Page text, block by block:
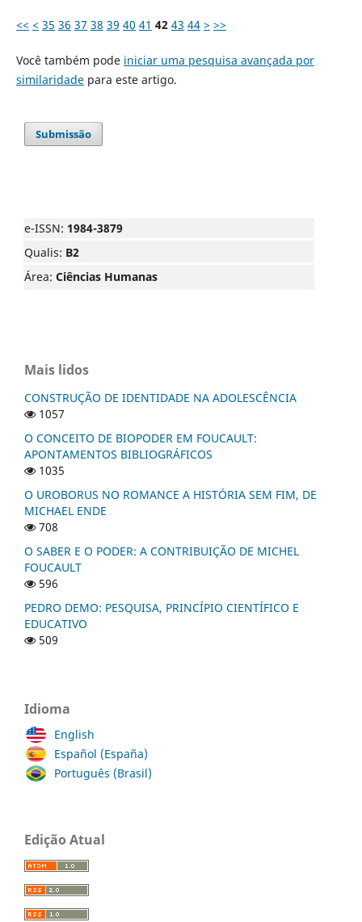
<< < 35 36 37 38 39 40 41 42 43 44 > >>
Você também pode iniciar uma pesquisa avançada por
similaridadepara este artigo.
Submissão
e-ISSN: 1984-3879
Qualis: B2
Área: Ciências Humanas
Mais lidos
CONSTRUÇÃO DE IDENTIDADE NA ADOLESCÊNCIA
1057
O CONCEITO DE BIOPODER EM FOUCAULT:
APONTAMENTOS BIBLIOGRÁFICOS
1035
O UROBORUS NO ROMANCE A HISTÓRIA SEM FIM, DE
MICHAEL ENDE
708
O SABER E O PODER: A CONTRIBUIÇÃO DE MICHEL
FOUCAULT
596
PEDRO DEMO: PESQUISA, PRINCÍPIO CIENTÍFICO E
EDUCATIVO
509
Idioma
English
Español (España)
Português (Brasil)
Edição Atual